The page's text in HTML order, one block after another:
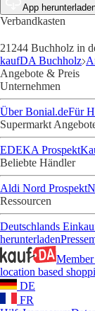
App
Verbandkasten
21244 Buchholz in
kaufDA Buchholz
Angebote & Preis
Unternehmen
Über Bonial.deFür
Supermarkt
EDEKA Prospekt
Beliebte Händler
Aldi Nord Prospekt
Ressourcen
Deutschlands
herunterladen
location based
DE
FR